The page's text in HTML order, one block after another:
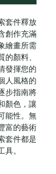
套件釋放
創作充滿
繪畫所需
顏料、
發揮您的
人風格的
步指南將
顏色，讓
能性。無
富的藝術
套件都是
。